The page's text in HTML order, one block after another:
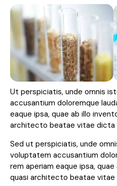
Ut perspiciatis, unde omnis
accusantium doloremque
eaque ipsa, quae ab illo
architecto beatae vitae dicta
Sed ut perspiciatis, unde
voluptatem accusantium
rem aperiam eaque ipsa,
quasi architecto beatae vitae